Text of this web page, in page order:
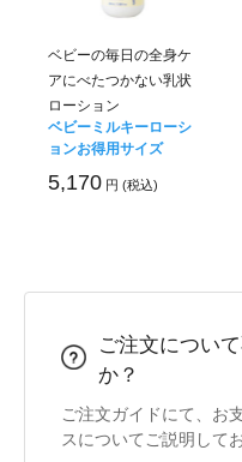
ベビーの毎日の全身ケ
アにべたつかない乳状
ローション
ベビーミルキーローシ
ョンお得用サイズ
5,170 円 (税込)
ご注文につい
か？
ご注文ガイドにて、お
スについてご説明して